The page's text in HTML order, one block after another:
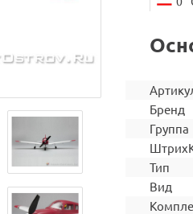
Бренд
Группа
Тип
Вид